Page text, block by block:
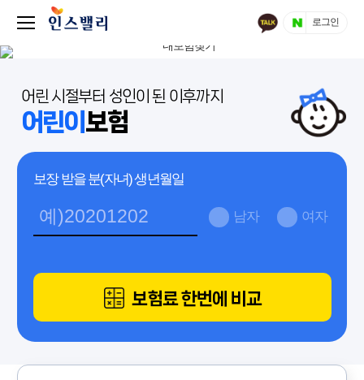
로그인
어린 시절부터 성인이 된 이후까지
어린이 보험
보장 받을 분(자녀) 생년월일
남자 여자
보험료 한번에 비교